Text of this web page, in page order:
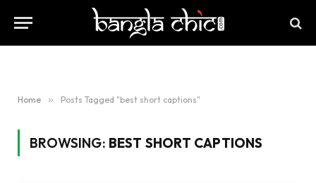
Home » Posts Tagged "best short captions"
BROWSING: BEST SHORT CAPTIONS